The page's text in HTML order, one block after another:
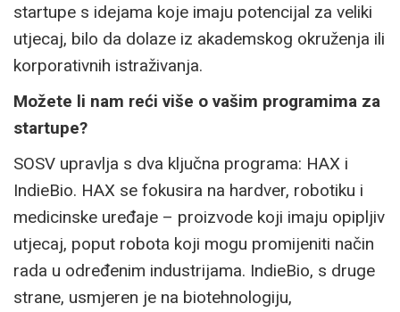
startupe s idejama koje imaju potencijal za veliki
utjecaj, bilo da dolaze iz akademskog okruženja ili
korporativnih istraživanja.
Možete li nam reći više o vašim programima za
startupe?
SOSV upravlja s dva ključna programa: HAX i
IndieBio. HAX se fokusira na hardver, robotiku i
medicinske uređaje – proizvode koji imaju opipljiv
utjecaj, poput robota koji mogu promijeniti način
rada u određenim industrijama. IndieBio, s druge
strane, usmjeren je na biotehnologiju,